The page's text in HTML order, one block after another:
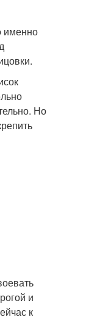
именно
Но
и
к